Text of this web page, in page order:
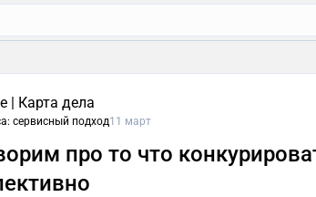
| Карта дела
сервисный подход11 март
про то что